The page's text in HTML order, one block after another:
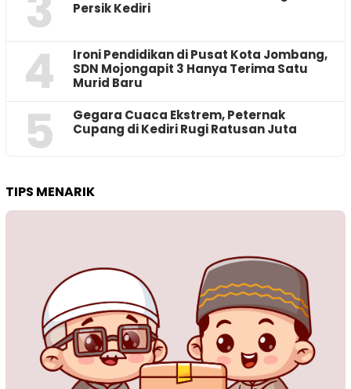
Persik Kediri
4
Ironi Pendidikan di Pusat Kota Jombang,
SDN Mojongapit 3 Hanya Terima Satu
Murid Baru
5
‎Gegara Cuaca Ekstrem, Peternak
Cupang di Kediri Rugi Ratusan Juta
TIPS MENARIK